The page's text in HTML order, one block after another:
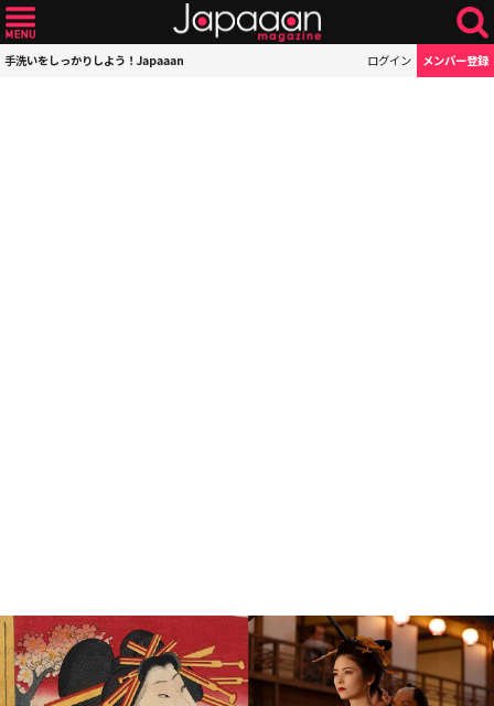
手洗いをしっかりしよう！Japaaan ログイン メンバー登録